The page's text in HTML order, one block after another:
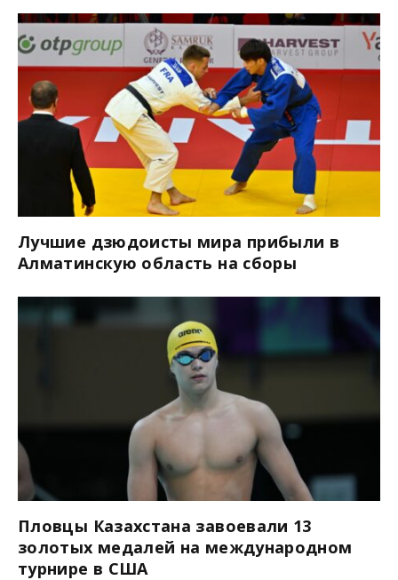
Лучшие дзюдоисты мира прибыли в
Алматинскую область на сборы
Пловцы Казахстана завоевали 13
золотых медалей на международном
турнире в США